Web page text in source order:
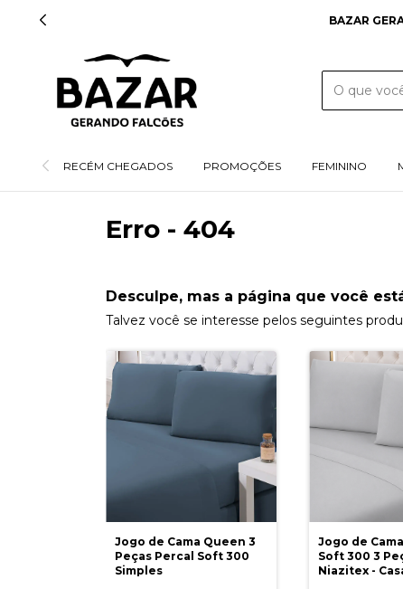
BAZAR
RECÉM CHEGADOS PROMOÇÕES FEMININO
Erro - 404
Desculpe, mas a página que você
Talvez você se interesse pelos seguintes
Jogo de Cama Queen 3
Peças Percal Soft 300
Simples
Jogo de
Soft 300 3
Niazitex -